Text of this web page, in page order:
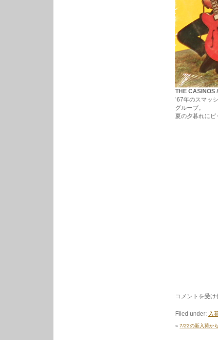
THE CASINOS
’67年のスマッ
グループ。
夏の夕暮れに
7/29
入
コメントを受
Filed under: 入
« 7/22の新入荷か